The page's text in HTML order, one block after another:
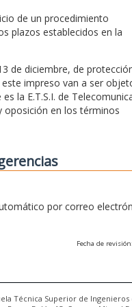
de un procedimiento
plazos establecidos en la
de diciembre, de
impreso van a ser
la E.T.S.I. de
oposición en los términos
por correo
Fecha de
Técnica Superior de